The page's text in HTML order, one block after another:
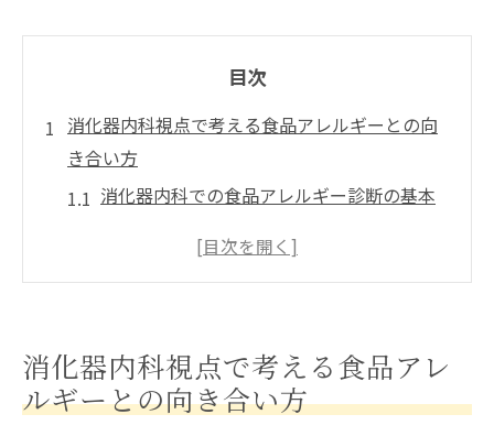
目次
消化器内科視点で考える食品アレルギーとの向
き合い方
消化器内科での食品アレルギー診断の基本
消化器内科から見たアレルギー反応のメカ
消化器内科でのアレルギー検査の最新技術
消化器内科医が教えるアレルギーの早期発
消化器内科視点で考える食品アレ
ルギーとの向き合い方